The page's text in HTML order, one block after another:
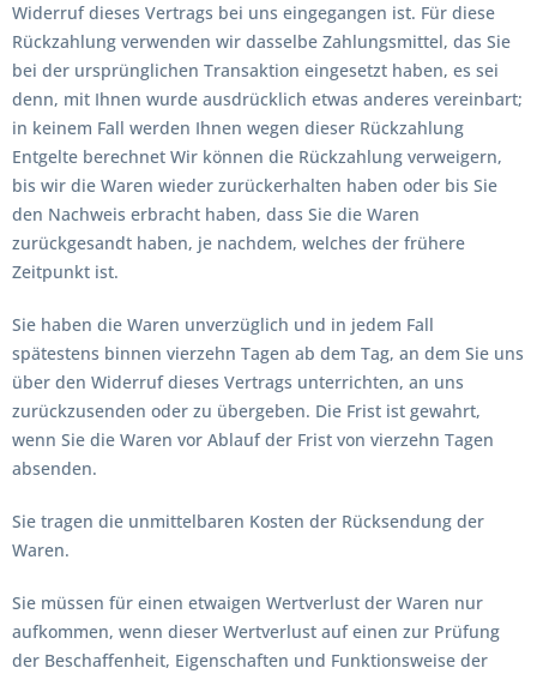
Widerruf dieses Vertrags bei uns eingegangen ist. Für diese
Rückzahlung verwenden wir dasselbe Zahlungsmittel, das Sie
bei der ursprünglichen Transaktion eingesetzt haben, es sei
denn, mit Ihnen wurde ausdrücklich etwas anderes vereinbart;
in keinem Fall werden Ihnen wegen dieser Rückzahlung
Entgelte berechnet Wir können die Rückzahlung verweigern,
bis wir die Waren wieder zurückerhalten haben oder bis Sie
den Nachweis erbracht haben, dass Sie die Waren
zurückgesandt haben, je nachdem, welches der frühere
Zeitpunkt ist.
Sie haben die Waren unverzüglich und in jedem Fall
spätestens binnen vierzehn Tagen ab dem Tag, an dem Sie uns
über den Widerruf dieses Vertrags unterrichten, an uns
zurückzusenden oder zu übergeben. Die Frist ist gewahrt,
wenn Sie die Waren vor Ablauf der Frist von vierzehn Tagen
absenden.
Sie tragen die unmittelbaren Kosten der Rücksendung der
Waren.
Sie müssen für einen etwaigen Wertverlust der Waren nur
aufkommen, wenn dieser Wertverlust auf einen zur Prüfung
der Beschaffenheit, Eigenschaften und Funktionsweise der